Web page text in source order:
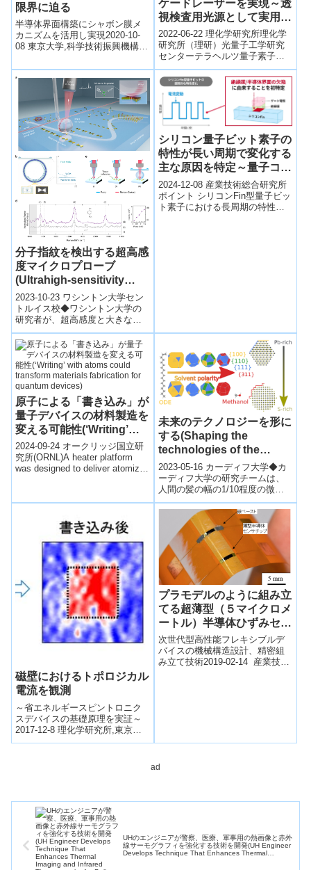
限界に迫る
半導体界面構築にシャボン膜メ
カニズムを活用し実現2020-10-
08 東京大学,科学技術振興機構ポ
樹脂の表面上に、半導体結晶を
高均...
ケードレーザーを実現～透
視検査用光源として実用化
に期待～
2022-06-22 理化学研究所理化学
研究所（理研）光量子工学研究
センターテラヘルツ量子素子研
究チームの林宗澤研究員、王利
研究員、平山秀樹チームリーダ
ーらの研...
分子指紋を検出する超高感
度マイクロプローブ
(Ultrahigh-sensitivity
microprobe detects
molecular fingerprints)
2023-10-23 ワシントン大学セン
トルイス校◆ワシントン大学の
研究者が、超高感度と大きな検
出領域の両方を備えた新しい光
学的な微小センサーを開発し、
超高感度...
シリコン量子ビット素子の
特性が長い周期で変化する
主な原因を特定～量子コン
ピューターの安定動作を実
現する基本素子の製造技術
開発に前進～
2024-12-08 産業技術総合研究所
ポイント シリコンFin型量子ビッ
ト素子における長周期の特性変
原子による「書き込み」が
量子デバイスの材料製造を
変える可能性(‘Writing’
with atoms could
transform materials
fabrication for quantum
2024-09-24 オークリッジ国立研
究所(ORNL)A heater platform
was designed to deliver atomized
未来のテクノロジーを形に
する(Shaping the
technologies of the
future)
2023-05-16 カーディフ大学◆カ
ーディフ大学の研究チームは、
人間の髪の幅の1/10程度の微小
な粒子の形状を制御する新しい
方法を開発したと報告していま
す。...
磁壁におけるトポロジカル
電流を観測
～省エネルギースピントロニク
スデバイスの基礎原理を実証～
2017-12-8 理化学研究所,東京大
学,東北大学 金属材料研究所,科
プラモデルのように組み立
てる超薄型（５マイクロメ
ートル）半導体ひずみセン
サチップ
次世代型高性能フレキシブルデ
バイスの機械構造設計、精密組
み立て技術2019-02-14 産業技術
ad
UHのエンジニアが警察、医療、軍事用の熱画像と赤外
線サーモグラフィを強化する技術を開発(UH Engineer
Develops Technique That Enhances Thermal